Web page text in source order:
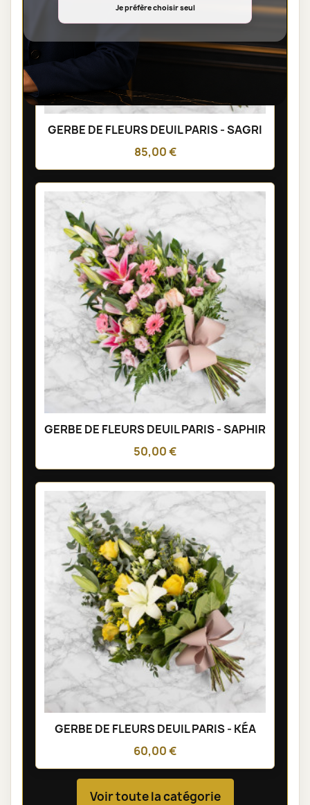
GERBE DE FLEURS DEUIL PARIS - SAGRI
85,00 €
GERBE DE FLEURS DEUIL PARIS - SAPHIR
50,00 €
GERBE DE FLEURS DEUIL PARIS - KÉA
60,00 €
Voir toute la catégorie
Je préfère choisir seul